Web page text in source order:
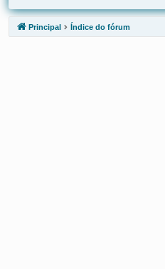
Principal Índice do fórum